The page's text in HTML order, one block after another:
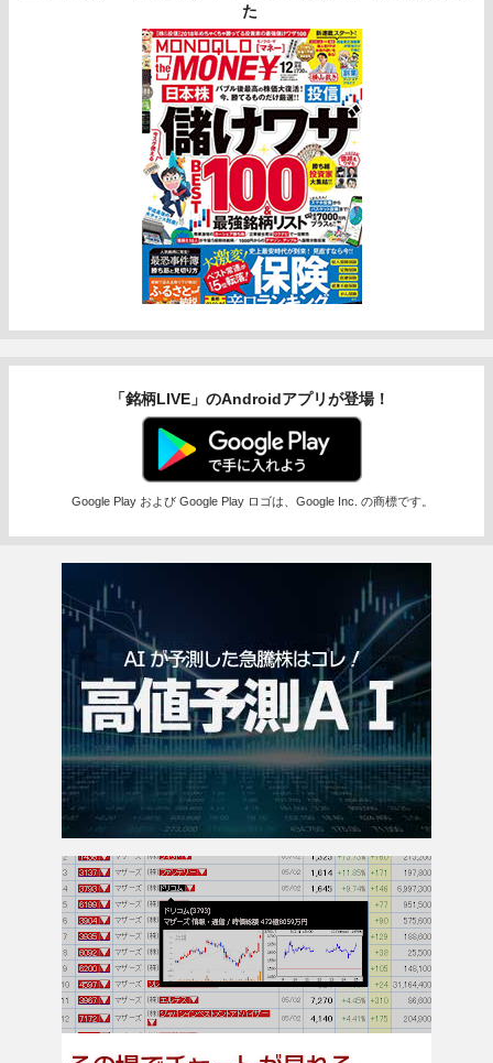
た
「銘柄LIVE」のAndroidアプリが登場！
Google Play および Google Play ロゴは、Google Inc. の商標です。